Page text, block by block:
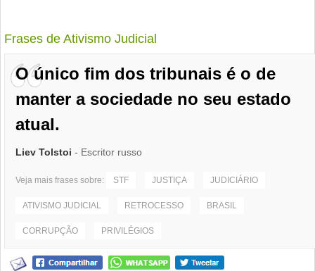
Frases de Ativismo Judicial
O único fim dos tribunais é o de
manter a sociedade no seu estado
atual.
Liev Tolstoi - Escritor russo
Veja mais frases sobre: STF JUSTIÇA JUDICIÁRIO
ATIVISMO JUDICIAL RETROCESSO BRASIL
CORRUPÇÃO PRIVILÉGIOS